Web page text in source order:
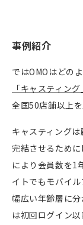
事例紹介
ではOMO はどの
「キャスティング」
全国50店舗以上
キャスティング
完結させるために
により会員数を1
イトでもモバイ
幅広い年齢層に
は初回ログイン以